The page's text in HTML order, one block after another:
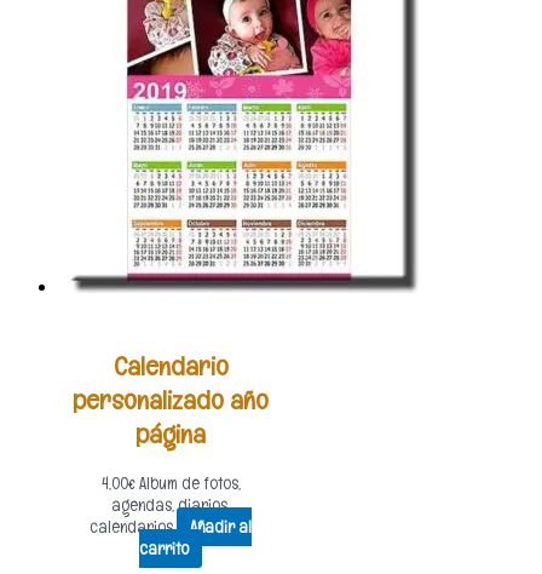
Calendario
personalizado año
página
4,00€Album de fotos,
agendas, diarios,
calendarios
Añadir al
carrito